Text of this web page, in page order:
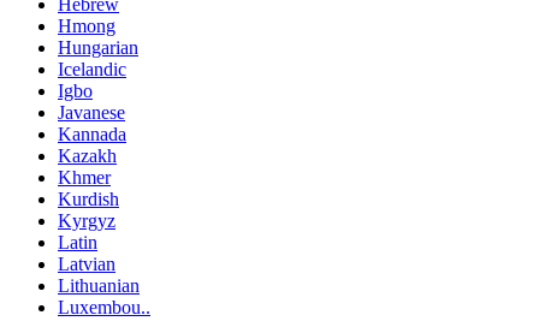
Hmong
Hungarian
Icelandic
Igbo
Javanese
Kannada
Kazakh
Khmer
Kurdish
Kyrgyz
Latin
Latvian
Lithuanian
Luxembou..